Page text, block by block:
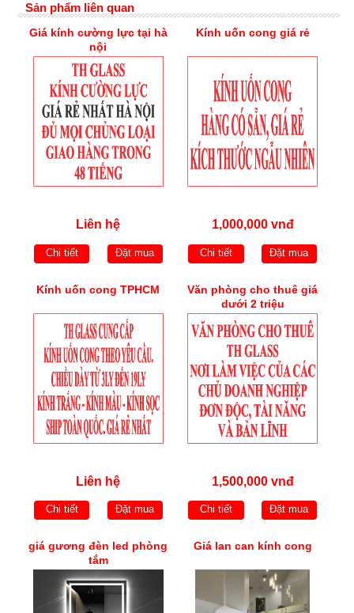
Sản phẩm liên quan
Giá kính cường lực tại hà
nội
Liên hệ
Chi tiết Đặt mua
Kính uốn cong giá rẻ
1,000,000 vnđ
Chi tiết Đặt mua
Kính uốn cong TPHCM
Liên hệ
Chi tiết Đặt mua
Văn phòng cho thuê giá
dưới 2 triệu
1,500,000 vnđ
Chi tiết Đặt mua
giá gương đèn led phòng
tắm
Giá lan can kính cong